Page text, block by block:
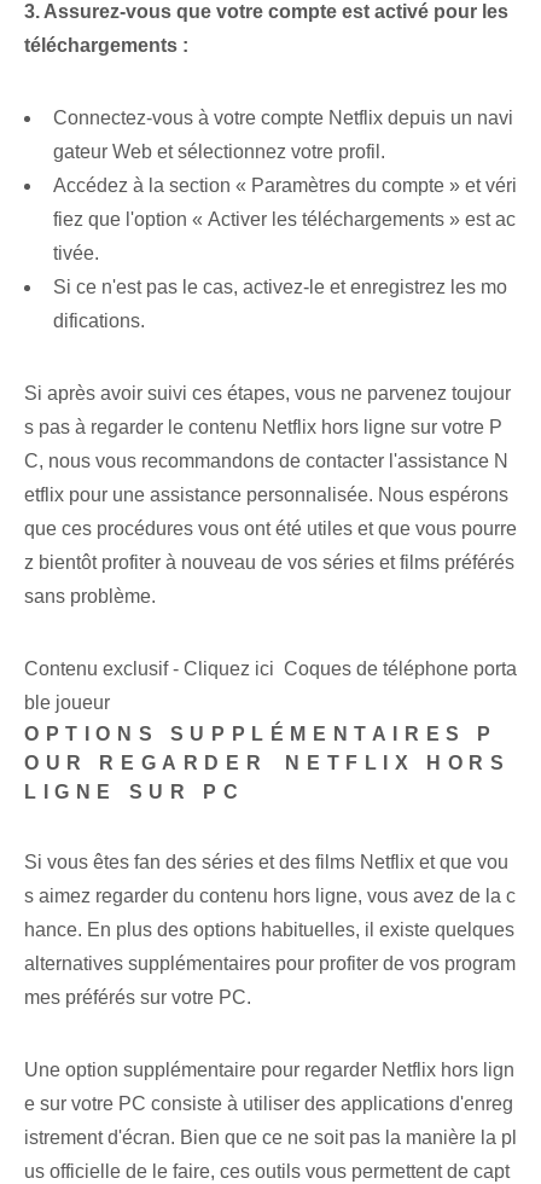
3. Assurez-vous que votre compte est activé pour les
téléchargements :
Connectez-vous à votre compte ⁤Netflix⁢ depuis un navi
gateur Web et sélectionnez votre profil.
Accédez à la section « Paramètres du compte » et véri
fiez que l'option « Activer les téléchargements » est ac
tivée.
Si ce n'est pas le cas, activez-le et enregistrez les mo
difications.
Si après avoir suivi ces étapes, vous ne parvenez toujour
s pas à regarder le ⁣contenu Netflix hors ligne⁢ sur votre ‌P
C, nous vous recommandons de contacter l'assistance N
etflix pour une assistance personnalisée. Nous espérons
que ces procédures vous ont été utiles et que vous pourre
z bientôt profiter à nouveau de vos séries et films préférés
sans problème.
Contenu exclusif - Cliquez ici Coques de téléphone porta
ble joueur
OPTIONS SUPPLÉMENTAIRES P
OUR REGARDER⁤ NETFLIX HORS
LIGNE SUR PC
Si vous êtes fan des séries et des films Netflix et que vou
s aimez regarder du contenu hors ligne, vous avez de la c
hance. En plus des options habituelles, il existe quelques
alternatives supplémentaires pour profiter de vos program
mes préférés sur votre PC.
Une option supplémentaire‌ pour regarder Netflix hors lign
e sur votre PC consiste à utiliser des applications d'enreg
istrement d'écran. Bien que ce ne soit pas la manière la pl
us officielle de le faire, ces outils vous permettent de capt